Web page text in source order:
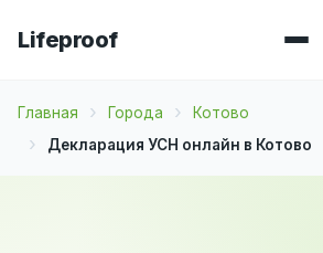
Lifeproof
Главная Города
Котово
Декларация УСН онлайн в Котово